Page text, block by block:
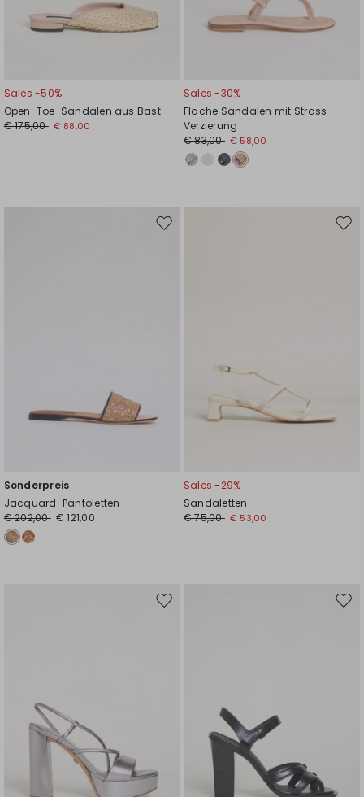
Sales -50%
Open-Toe-Sandalen aus Bast
€ 175,00 € 88,00
Sales -30%
Flache Sandalen mit Strass-
Verzierung
€ 83,00 € 58,00
Auf
Sonderpreis
Jacquard-Pantoletten
€ 202,00 € 121,00
Auf
Sales -29%
Sandaletten
€ 75,00 € 53,00
Auf
Auf